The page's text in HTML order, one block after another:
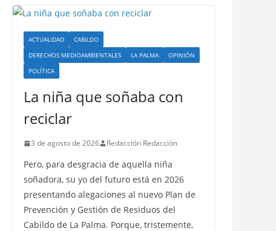
ACTUALIDAD
CABILDO
DERECHOS MEDIOAMBIENTALES
LA PALMA
OPINIÓN
POLÍTICA
La niña que soñaba con
reciclar
3 de agosto de 2026 Redacción Redacción
Pero, para desgracia de aquella niña
soñadora, su yo del futuro está en 2026
presentando alegaciones al nuevo Plan de
Prevención y Gestión de Residuos del
Cabildo de La Palma. Porque, tristemente,